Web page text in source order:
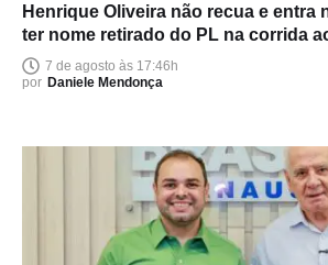
Henrique Oliveira não recua e entra
ter nome retirado do PL na corrida
7 de agosto às 17:46h
por Daniele Mendonça